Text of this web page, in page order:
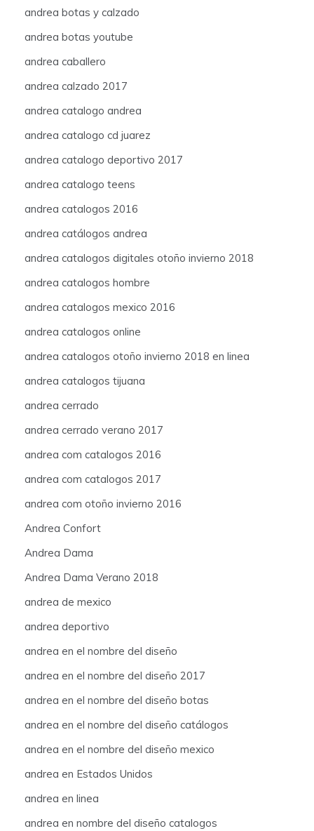
andrea botas y calzado
andrea botas youtube
andrea caballero
andrea calzado 2017
andrea catalogo andrea
andrea catalogo cd juarez
andrea catalogo deportivo 2017
andrea catalogo teens
andrea catalogos 2016
andrea catálogos andrea
andrea catalogos digitales otoño invierno 2018
andrea catalogos hombre
andrea catalogos mexico 2016
andrea catalogos online
andrea catalogos otoño invierno 2018 en linea
andrea catalogos tijuana
andrea cerrado
andrea cerrado verano 2017
andrea com catalogos 2016
andrea com catalogos 2017
andrea com otoño invierno 2016
Andrea Confort
Andrea Dama
Andrea Dama Verano 2018
andrea de mexico
andrea deportivo
andrea en el nombre del diseño
andrea en el nombre del diseño 2017
andrea en el nombre del diseño botas
andrea en el nombre del diseño catálogos
andrea en el nombre del diseño mexico
andrea en Estados Unidos
andrea en linea
andrea en nombre del diseño catalogos